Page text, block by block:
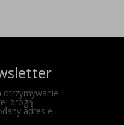
otrzymywanie
drogą
adres e-